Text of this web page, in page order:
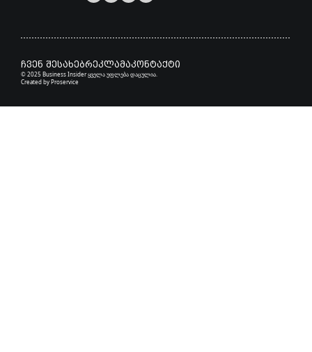
ჩვენ შესახებრეკლამაკონტაქტი
© 2025 Business Insider ყველა უფლება დაცულია.
Created byProservice